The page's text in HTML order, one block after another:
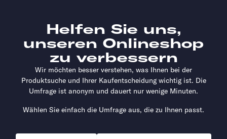
Helfen Sie uns,
unseren Onlineshop
zu verbessern
Wir möchten besser verstehen, was Ihnen bei der
Produktsuche und Ihrer Kaufentscheidung wichtig ist. Die
Umfrage ist anonym und dauert nur wenige Minuten.
Wählen Sie einfach die Umfrage aus, die zu Ihnen passt.